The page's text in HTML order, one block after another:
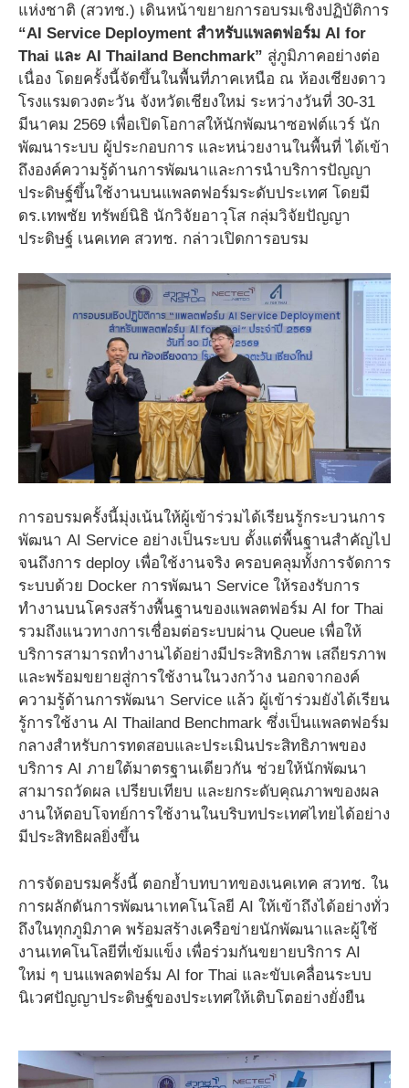
แห่งชาติ (สวทช.) เดินหน้าขยายการอบรมเชิงปฏิบัติการ
“AI Service Deployment สำหรับแพลตฟอร์ม AI for
Thai และ AI Thailand Benchmark” สู่ภูมิภาคอย่างต่อ
เนื่อง โดยครั้งนี้จัดขึ้นในพื้นที่ภาคเหนือ ณ ห้องเชียงดาว
โรงแรมดวงตะวัน จังหวัดเชียงใหม่ ระหว่างวันที่ 30-31
มีนาคม 2569 เพื่อเปิดโอกาสให้นักพัฒนาซอฟต์แวร์ นัก
พัฒนาระบบ ผู้ประกอบการ และหน่วยงานในพื้นที่ ได้เข้า
ถึงองค์ความรู้ด้านการพัฒนาและการนำบริการปัญญา
ประดิษฐ์ขึ้นใช้งานบนแพลตฟอร์มระดับประเทศ โดยมี
ดร.เทพชัย ทรัพย์นิธิ นักวิจัยอาวุโส กลุ่มวิจัยปัญญา
ประดิษฐ์ เนคเทค สวทช. กล่าวเปิดการอบรม
การอบรมครั้งนี้มุ่งเน้นให้ผู้เข้าร่วมได้เรียนรู้กระบวนการ
พัฒนา AI Service อย่างเป็นระบบ ตั้งแต่พื้นฐานสำคัญไป
จนถึงการ deploy เพื่อใช้งานจริง ครอบคลุมทั้งการจัดการ
ระบบด้วย Docker การพัฒนา Service ให้รองรับการ
ทำงานบนโครงสร้างพื้นฐานของแพลตฟอร์ม AI for Thai
รวมถึงแนวทางการเชื่อมต่อระบบผ่าน Queue เพื่อให้
บริการสามารถทำงานได้อย่างมีประสิทธิภาพ เสถียรภาพ
และพร้อมขยายสู่การใช้งานในวงกว้าง นอกจากองค์
ความรู้ด้านการพัฒนา Service แล้ว ผู้เข้าร่วมยังได้เรียน
รู้การใช้งาน AI Thailand Benchmark ซึ่งเป็นแพลตฟอร์ม
กลางสำหรับการทดสอบและประเมินประสิทธิภาพของ
บริการ AI ภายใต้มาตรฐานเดียวกัน ช่วยให้นักพัฒนา
สามารถวัดผล เปรียบเทียบ และยกระดับคุณภาพของผล
งานให้ตอบโจทย์การใช้งานในบริบทประเทศไทยได้อย่าง
มีประสิทธิผลยิ่งขึ้น
การจัดอบรมครั้งนี้ ตอกย้ำบทบาทของเนคเทค สวทช. ใน
การผลักดันการพัฒนาเทคโนโลยี AI ให้เข้าถึงได้อย่างทั่ว
ถึงในทุกภูมิภาค พร้อมสร้างเครือข่ายนักพัฒนาและผู้ใช้
งานเทคโนโลยีที่เข้มแข็ง เพื่อร่วมกันขยายบริการ AI
ใหม่ ๆ บนแพลตฟอร์ม AI for Thai และขับเคลื่อนระบบ
นิเวศปัญญาประดิษฐ์ของประเทศให้เติบโตอย่างยั่งยืน